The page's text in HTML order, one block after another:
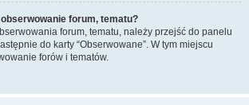
forum, tematu?
forum, tematu, należy przejść do panelu
do karty “Obserwowane”. W tym miejscu
forów i tematów.